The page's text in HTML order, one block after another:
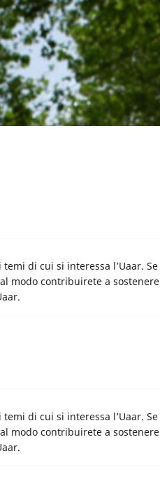
di cui si interessa l’Uaar. Se
modo contribuirete a sostenere
di cui si interessa l’Uaar. Se
modo contribuirete a sostenere